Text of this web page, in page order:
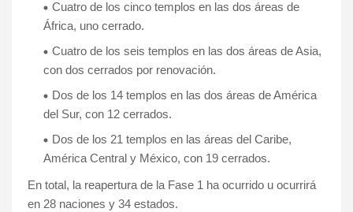
Cuatro de los cinco templos en las dos áreas de
África, uno cerrado.
Cuatro de los seis templos en las dos áreas de Asia,
con dos cerrados por renovación.
Dos de los 14 templos en las dos áreas de América
del Sur, con 12 cerrados.
Dos de los 21 templos en las áreas del Caribe,
América Central y México, con 19 cerrados.
En total, la reapertura de la Fase 1 ha ocurrido u ocurrirá
en 28 naciones y 34 estados.